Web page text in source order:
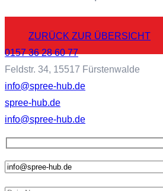
ZURÜCK ZUR ÜBERSICHT
0157 36 28 60 77
Feldstr. 34, 15517 Fürstenwalde
info@spree-hub.de
spree-hub.de
info@spree-hub.de